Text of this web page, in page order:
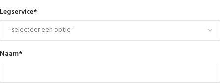
Legservice*
Naam*